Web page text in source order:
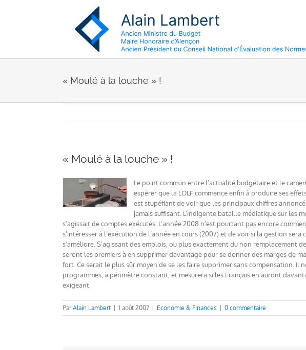
« Moulé à la louche » !
« Moulé à la louche » !
Le point commun entre l’actualité budgétaire et le
espérer que la LOLF commence enfin à produire ses
est stupéfiant de voir que les principaux chiffres
jamais suffisant. L’indigente bataille médiatique sur les
s’agissait de comptes exécutés. L’année 2008 n’est pourtant pas encore
s’intéresser à l’exécution de l’année en cours (2007) et de voir si la gestion
s’améliore. S’agissant des emplois, ou plus exactement du non
seront les premiers à en supprimer davantage pour se donner des marges de
fort. Ce serait le plus sûr moyen de se les faire supprimer sans compensation.
programmes, à périmètre constant, et mesurera si les Français en auront
exigeant.
ParAlain Lambert 1 août 2007 Economie & Finances 0 commentaire